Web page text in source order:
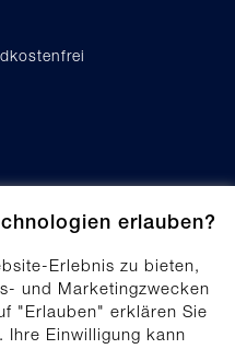
erlauben?
Erlebnis zu bieten,
und Marketingzwecken
"Erlauben" erklären Sie
Ihre Einwilligung kann